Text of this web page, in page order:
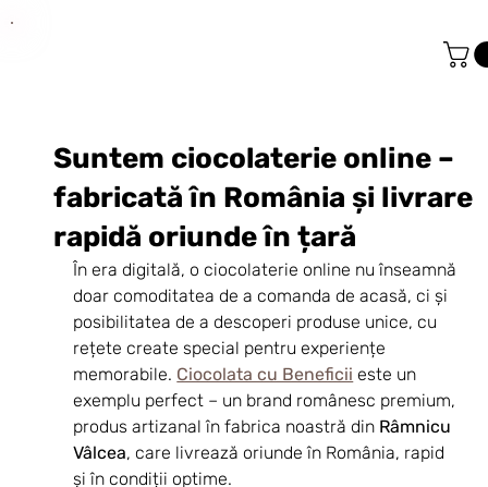
Suntem ciocolaterie online –
fabricată în România și livrare
rapidă oriunde în țară
În era digitală, o ciocolaterie online nu înseamnă
doar comoditatea de a comanda de acasă, ci și
posibilitatea de a descoperi produse unice, cu
rețete create special pentru experiențe
memorabile. Ciocolata cu Beneficii este un
exemplu perfect – un brand românesc premium,
produs artizanal în fabrica noastră din Râmnicu
Vâlcea, care livrează oriunde în România, rapid
și în condiții optime.